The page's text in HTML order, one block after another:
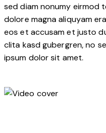
sed diam nonumy eirmod
dolore magna aliquyam
eos et accusam et justo
clita kasd gubergren, no
ipsum dolor sit amet.